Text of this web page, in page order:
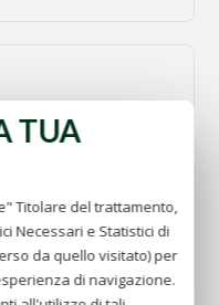
TUA
Titolare del trattamento,
Necessari e Statistici di
da quello visitato) per
di navigazione.